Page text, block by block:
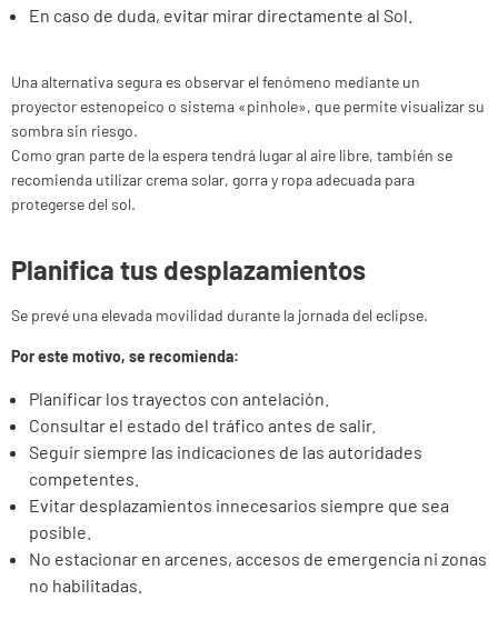
En caso de duda, evitar mirar directamente al Sol.
Una alternativa segura es observar el fenómeno mediante un
proyector estenopeico o sistema «pinhole», que permite visualizar su
sombra sin riesgo.
Como gran parte de la espera tendrá lugar al aire libre, también se
recomienda utilizar crema solar, gorra y ropa adecuada para
protegerse del sol.
Planifica tus desplazamientos
Se prevé una elevada movilidad durante la jornada del eclipse.
Por este motivo, se recomienda:
Planificar los trayectos con antelación.
Consultar el estado del tráfico antes de salir.
Seguir siempre las indicaciones de las autoridades
competentes.
Evitar desplazamientos innecesarios siempre que sea
posible.
No estacionar en arcenes, accesos de emergencia ni zonas
no habilitadas.